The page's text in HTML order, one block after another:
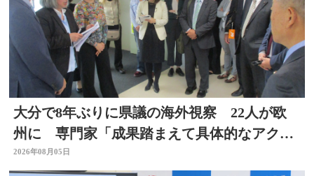
大分で8年ぶりに県議の海外視察 22人が欧
州に 専門家「成果踏まえて具体的なアクシ
ョン必要」
2026年08月05日